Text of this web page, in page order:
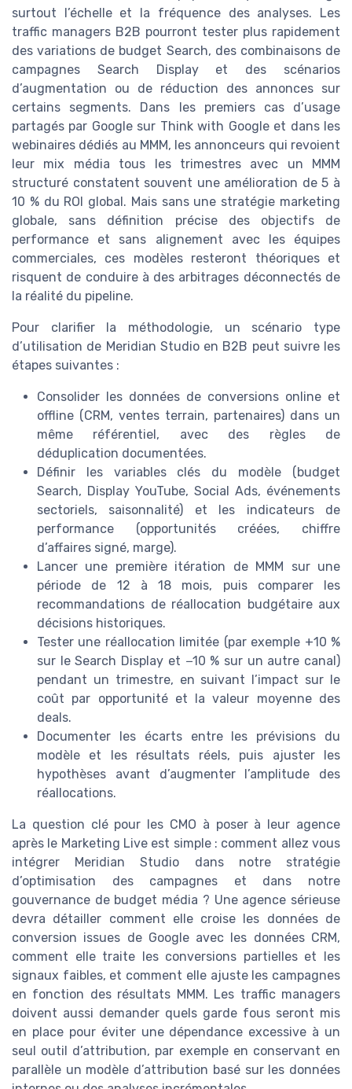
surtout l’échelle et la fréquence des analyses. Les
traffic managers B2B pourront tester plus rapidement
des variations de budget Search, des combinaisons de
campagnes Search Display et des scénarios
d’augmentation ou de réduction des annonces sur
certains segments. Dans les premiers cas d’usage
partagés par Google sur Think with Google et dans les
webinaires dédiés au MMM, les annonceurs qui revoient
leur mix média tous les trimestres avec un MMM
structuré constatent souvent une amélioration de 5 à
10 % du ROI global. Mais sans une stratégie marketing
globale, sans définition précise des objectifs de
performance et sans alignement avec les équipes
commerciales, ces modèles resteront théoriques et
risquent de conduire à des arbitrages déconnectés de
la réalité du pipeline.
Pour clarifier la méthodologie, un scénario type
d’utilisation de Meridian Studio en B2B peut suivre les
étapes suivantes :
Consolider les données de conversions online et
offline (CRM, ventes terrain, partenaires) dans un
même référentiel, avec des règles de
déduplication documentées.
Définir les variables clés du modèle (budget
Search, Display YouTube, Social Ads, événements
sectoriels, saisonnalité) et les indicateurs de
performance (opportunités créées, chiffre
d’affaires signé, marge).
Lancer une première itération de MMM sur une
période de 12 à 18 mois, puis comparer les
recommandations de réallocation budgétaire aux
décisions historiques.
Tester une réallocation limitée (par exemple +10 %
sur le Search Display et −10 % sur un autre canal)
pendant un trimestre, en suivant l’impact sur le
coût par opportunité et la valeur moyenne des
deals.
Documenter les écarts entre les prévisions du
modèle et les résultats réels, puis ajuster les
hypothèses avant d’augmenter l’amplitude des
réallocations.
La question clé pour les CMO à poser à leur agence
après le Marketing Live est simple : comment allez vous
intégrer Meridian Studio dans notre stratégie
d’optimisation des campagnes et dans notre
gouvernance de budget média ? Une agence sérieuse
devra détailler comment elle croise les données de
conversion issues de Google avec les données CRM,
comment elle traite les conversions partielles et les
signaux faibles, et comment elle ajuste les campagnes
en fonction des résultats MMM. Les traffic managers
doivent aussi demander quels garde fous seront mis
en place pour éviter une dépendance excessive à un
seul outil d’attribution, par exemple en conservant en
parallèle un modèle d’attribution basé sur les données